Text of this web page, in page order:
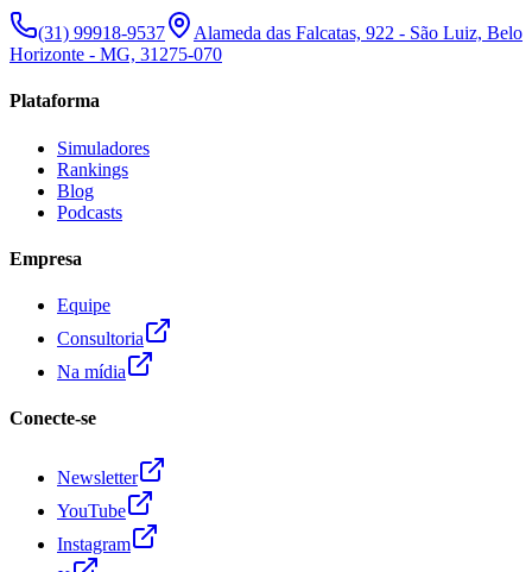
(31) 99918-9537
Alameda das Falcatas, 922 - São Luiz, Belo
Horizonte - MG, 31275-070
Plataforma
Simuladores
Rankings
Blog
Podcasts
Empresa
Equipe
Consultoria
Na mídia
Conecte-se
Newsletter
YouTube
Instagram